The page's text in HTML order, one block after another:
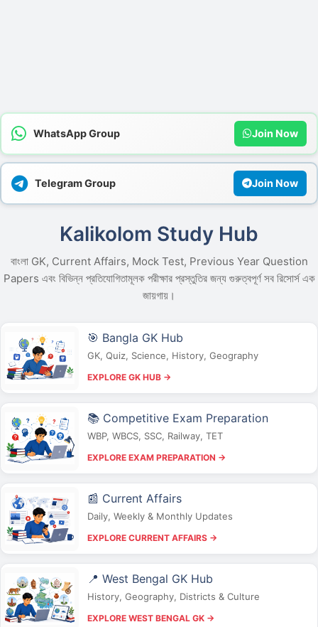
WhatsApp Group Join Now
Telegram Group Join Now
Kalikolom Study Hub
বাংলা GK, Current Affairs, Mock Test, Previous Year Question
Papers এবং বিভিন্ন প্রতিযোগিতামূলক পরীক্ষার প্রস্তুতির জন্য গুরুত্বপূর্ণ সব রিসোর্স এক
জায়গায়।
🎯 Bangla GK Hub
GK, Quiz, Science, History, Geography
EXPLORE GK HUB →
📚 Competitive Exam Preparation
WBP, WBCS, SSC, Railway, TET
EXPLORE EXAM PREPARATION →
📰 Current Affairs
Daily, Weekly & Monthly Updates
EXPLORE CURRENT AFFAIRS →
📍 West Bengal GK Hub
History, Geography, Districts & Culture
EXPLORE WEST BENGAL GK →